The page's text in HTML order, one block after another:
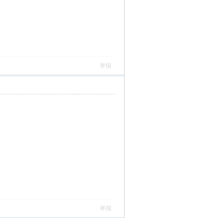
举报
举报